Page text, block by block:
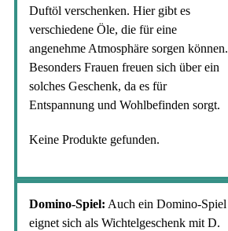
Duftöl verschenken. Hier gibt es
verschiedene Öle, die für eine
angenehme Atmosphäre sorgen können.
Besonders Frauen freuen sich über ein
solches Geschenk, da es für
Entspannung und Wohlbefinden sorgt.
Keine Produkte gefunden.
Domino-Spiel: Auch ein Domino-Spiel
eignet sich als Wichtelgeschenk mit D.